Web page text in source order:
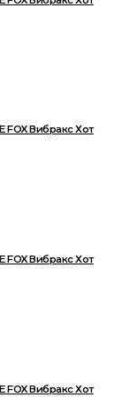
FOX Вибракс Хот
FOX Вибракс Хот
FOX Вибракс Хот